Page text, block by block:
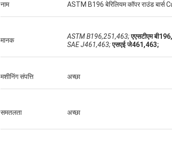
नाम ASTM B196 बेरिलियम कॉपर राउंड बार्स
मानक ASTM B196,251,463;एएसटीएम
SAE J461,463;एसएई जे461,463;
मशीनिंग संपत्ति अच्छा
समतलता अच्छा